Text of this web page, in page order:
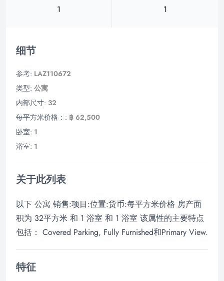
1
1
细节
参考: LAZ110672
类型: 公寓
内部尺寸: 32
每平方米价格：: ฿ 62,500
卧室: 1
浴室: 1
关于此列表
以下 公寓 销售:项目:位置:货币:每平方米价格 房产面
积为 32平方米 和 1 浴室 和 1 浴室 该属性的主要特点
包括： Covered Parking, Fully Furnished和Primary View.
特征